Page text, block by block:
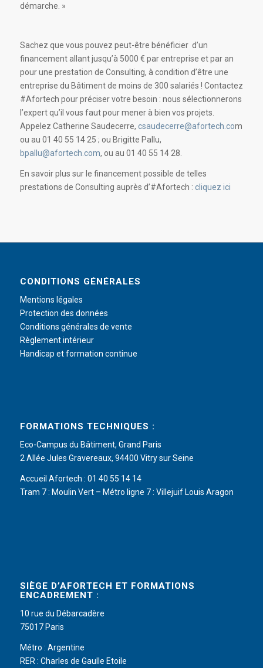
démarche. »
Sachez que vous pouvez peut-être bénéficier d’un
financement allant jusqu’à 5000 € par entreprise et par an
pour une prestation de Consulting, à condition d’être une
entreprise du Bâtiment de moins de 300 salariés ! Contactez
#Afortech pour préciser votre besoin : nous sélectionnerons
l’expert qu’il vous faut pour mener à bien vos projets.
Appelez Catherine Saudecerre, csaudecerre@afortech.com
ou au 01 40 55 14 25 ; ou Brigitte Pallu,
bpallu@afortech.com, ou au 01 40 55 14 28.
En savoir plus sur le financement possible de telles
prestations de Consulting auprès d’#Afortech : cliquez ici
CONDITIONS GÉNÉRALES
Mentions légales
Protection des données
Conditions générales de vente
Règlement intérieur
Handicap et formation continue
FORMATIONS TECHNIQUES :
Eco-Campus du Bâtiment, Grand Paris
2 Allée Jules Gravereaux, 94400 Vitry sur Seine
Accueil Afortech : 01 40 55 14 14
Tram 7 : Moulin Vert – Métro ligne 7 : Villejuif Louis Aragon
SIÈGE D’AFORTECH ET FORMATIONS
ENCADREMENT :
10 rue du Débarcadère
75017 Paris
Métro : Argentine
RER : Charles de Gaulle Etoile